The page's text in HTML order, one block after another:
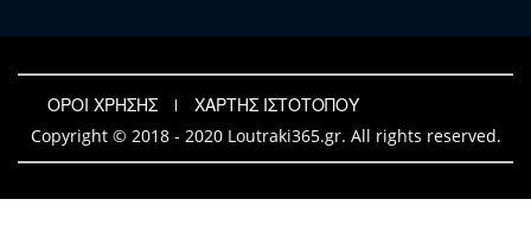
ΟΡΟΙ ΧΡΗΣΗΣ
ΧΑΡΤΗΣ ΙΣΤΟΤΟΠΟΥ
Copyright © 2018 - 2020 Loutraki365.gr. All rights reserved.